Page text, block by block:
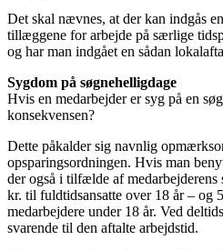
Det skal nævnes, at der kan indgås
tillæggene for arbejde på særlige
og har man indgået en sådan
Sygdom på søgnehelligdage
Hvis en medarbejder er syg på en
konsekvensen?
Dette påkalder sig navnlig
opsparingsordningen. Hvis man
der også i tilfælde af medarbejderens
kr. til fuldtidsansatte over 18 år – og
medarbejdere under 18 år. Ved
svarende til den aftalte arbejdstid.